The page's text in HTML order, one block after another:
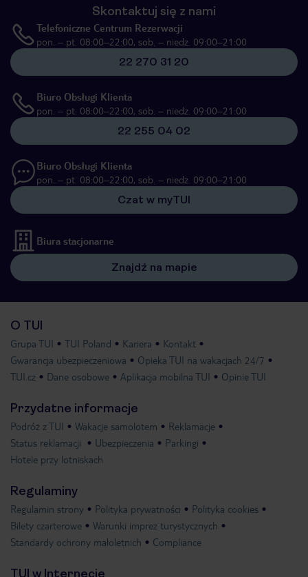
Skontaktuj się z nami
Telefoniczne Centrum Rezerwacji
pon. – pt. 08:00–22:00, sob. – niedz. 09:00–21:00
22 270 31 20
Biuro Obsługi Klienta
pon. – pt. 08:00–22:00, sob. – niedz. 09:00–21:00
22 255 04 02
Biuro Obsługi Klienta
pon. – pt. 08:00–22:00, sob. – niedz. 09:00–21:00
Czat w myTUI
Biura stacjonarne
Znajdź na mapie
O TUI
Grupa TUI TUI Poland Kariera
Kontakt
Gwarancja ubezpieczeniowa
Opieka TUI na wakacjach 24/7
TUI.cz
Dane osobowe Aplikacja mobilna TUI Opinie TUI
Przydatne informacje
Podróż z TUI Wakacje samolotem
Reklamacje
Status reklamacji
Ubezpieczenia
Parkingi
Hotele przy lotniskach
Regulaminy
Regulamin strony Polityka prywatności
Polityka cookies
Bilety czarterowe
Warunki imprez turystycznych
Standardy ochrony małoletnich
Compliance
TUI w Internecie